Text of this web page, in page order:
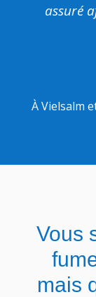
assuré
À Vielsalm
Vous
mais